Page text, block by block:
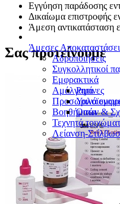
Άμεσες
Αδροποιήσεις
Συγκολλητικοί
Εμφρακτικά
Ρητίνες
Οπών &
Αμάλγαμα
Προσωρινά
Βοηθήματα
Τεχνητά
Λείανση-
Εγγύηση παράδοσης
Δικαίωμα επιστροφής
Άμεση αντικατάσταση
Σας προτείνουμε